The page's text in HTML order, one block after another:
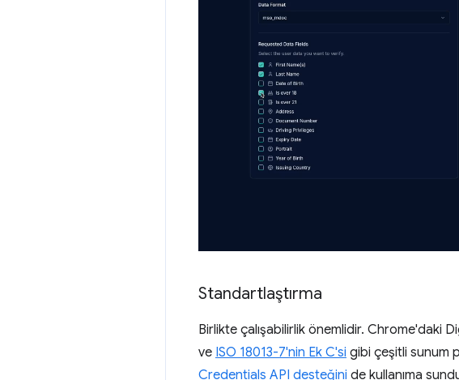
Standartlaştırma
Birlikte çalışabilirlik önemlidir. Chrome'daki
ve ISO 18013-7'nin Ek C'si gibi çeşitli sunum
Credentials API desteğini de kullanıma